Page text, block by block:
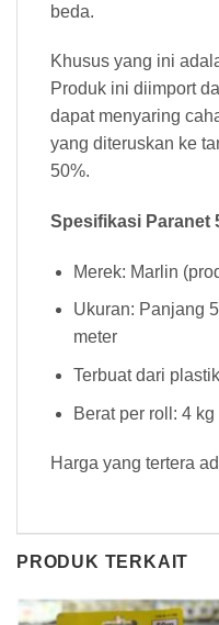
beda.
Khusus yang ini
Produk ini diimport
dapat menyaring
yang diteruskan ke
50%.
Spesifikasi Paranet
Merek: Marlin
Ukuran: Panjang
meter
Terbuat dari
Berat per roll: 4 kg
Harga yang tertera
PRODUK TERKAIT